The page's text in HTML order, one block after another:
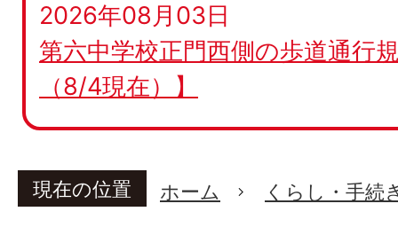
2026年08月03日
第六中学校正門西側の歩道通行
（8/4現在）】
現在の位置 ホーム くらし・手続